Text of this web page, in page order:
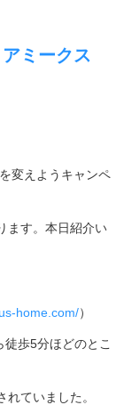
ミークス
変えようキャンペ
ます。本日紹介い
home.com/）
歩5分ほどのとこ
ていました。